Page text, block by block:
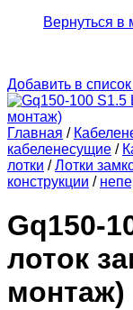
Вернуться в
Добавить в
Главная /
кабеленесущие /
лотки / Лотки
конструкции /
Gq150-
лоток
монтаж)